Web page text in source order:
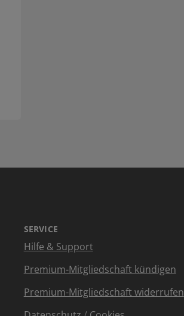
SERVICE
Hilfe & Support
Premium-Mitgliedschaft kündigen
Premium-Mitgliedschaft widerrufen